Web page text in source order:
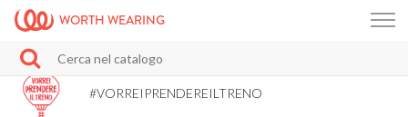
WORTH WEARING
#VORREIPRENDEREILTRENO